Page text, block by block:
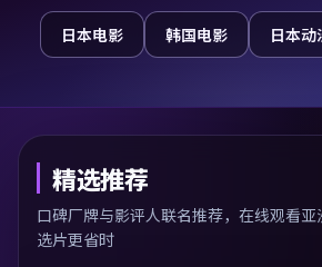
日本电影 韩国电影 日本动
精选推荐
口碑厂牌与影评人联名推荐，在线观看亚
选片更省时